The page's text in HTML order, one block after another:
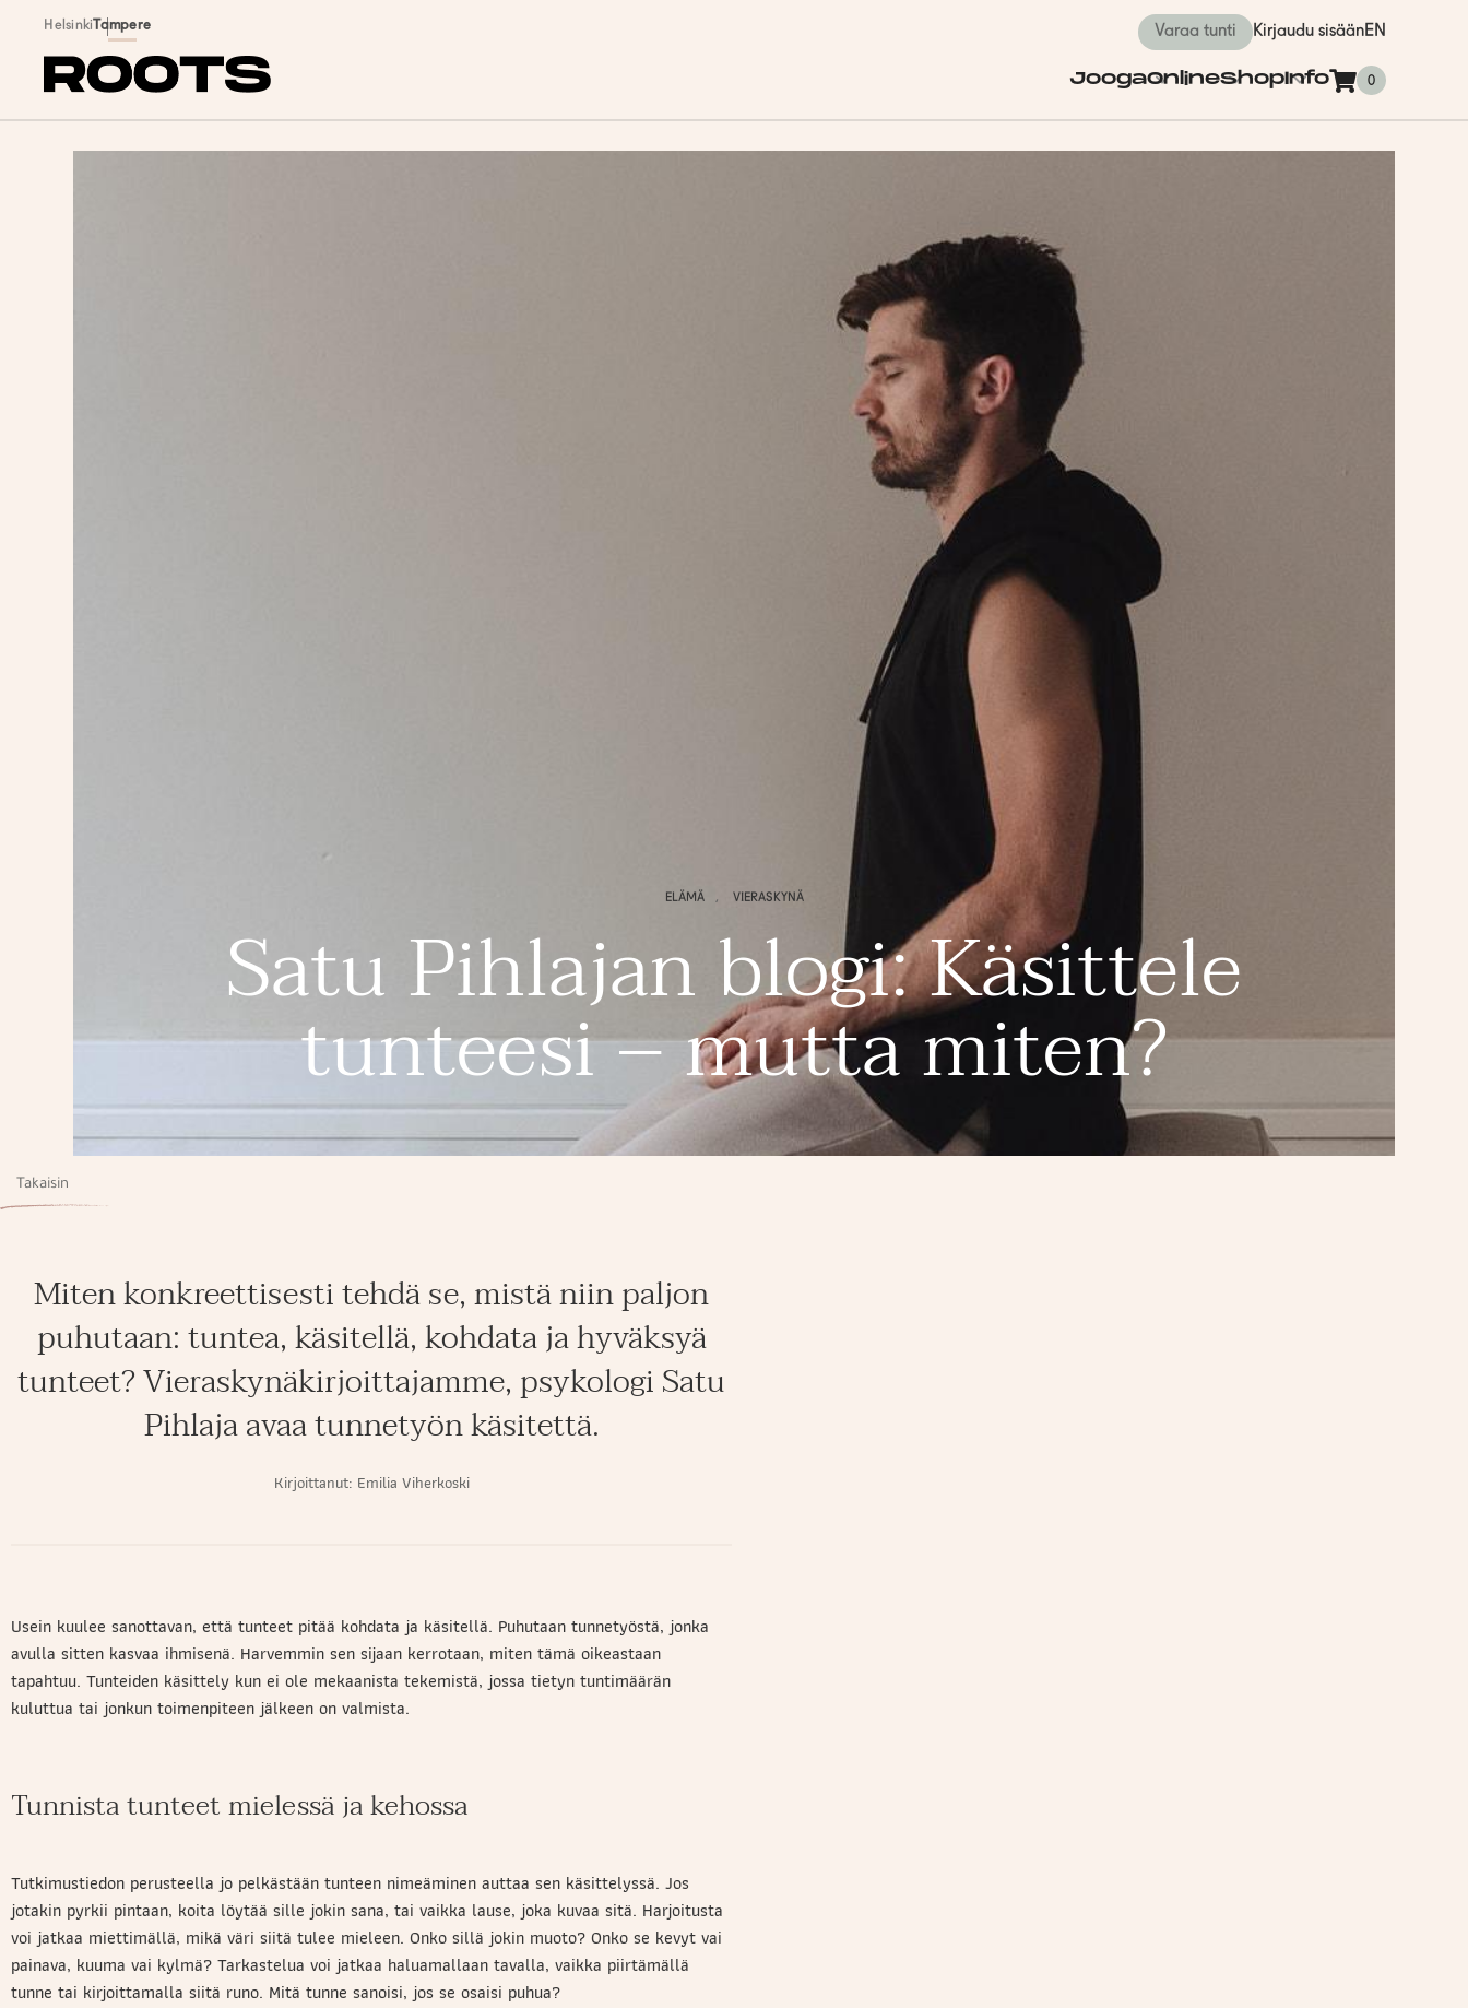
Siirry sisältöön
HelsinkiTampere Varaa tunti Kirjaudu sisäänEN
JoogaOnlineShopInfo 0
ELÄMÄ , VIERASKYNÄ
Satu Pihlajan blogi: Käsittele
tunteesi – mutta miten?
Takaisin
Miten konkreettisesti tehdä se, mistä niin paljon
puhutaan: tuntea, käsitellä, kohdata ja hyväksyä
tunteet? Vieraskynäkirjoittajamme, psykologi Satu
Pihlaja avaa tunnetyön käsitettä.
Kirjoittanut: Emilia Viherkoski
Usein kuulee sanottavan, että tunteet pitää kohdata ja käsitellä. Puhutaan tunnetyöstä, jonka
avulla sitten kasvaa ihmisenä. Harvemmin sen sijaan kerrotaan, miten tämä oikeastaan
tapahtuu. Tunteiden käsittely kun ei ole mekaanista tekemistä, jossa tietyn tuntimäärän
kuluttua tai jonkun toimenpiteen jälkeen on valmista.
Tunnista tunteet mielessä ja kehossa
Tutkimustiedon perusteella jo pelkästään tunteen nimeäminen auttaa sen käsittelyssä. Jos
jotakin pyrkii pintaan, koita löytää sille jokin sana, tai vaikka lause, joka kuvaa sitä. Harjoitusta
voi jatkaa miettimällä, mikä väri siitä tulee mieleen. Onko sillä jokin muoto? Onko se kevyt vai
painava, kuuma vai kylmä? Tarkastelua voi jatkaa haluamallaan tavalla, vaikka piirtämällä
tunne tai kirjoittamalla siitä runo. Mitä tunne sanoisi, jos se osaisi puhua?